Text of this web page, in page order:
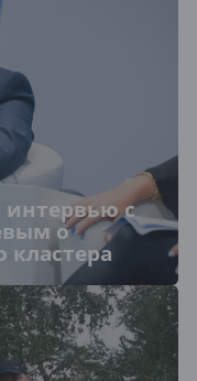
интервью с
о
кластера